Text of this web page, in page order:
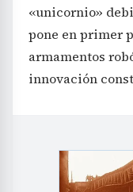
«unicornio»
pone en primer
armamentos
innovación